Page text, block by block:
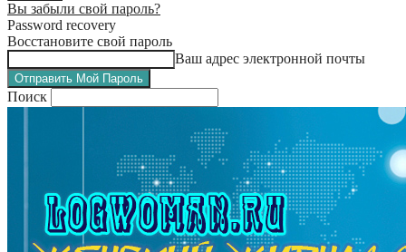
Вы забыли свой пароль?
Password recovery
Восстановите свой пароль
Ваш адрес электронной почты
Поиск